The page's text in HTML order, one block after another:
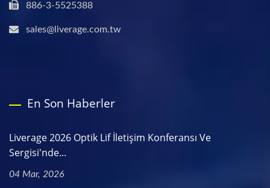
886-3-5525388
sales@liverage.com.tw
En Son Haberler
Liverage 2026 Optik Lif İletişim Konferansı Ve
Sergisi'nde...
04 Mar, 2026